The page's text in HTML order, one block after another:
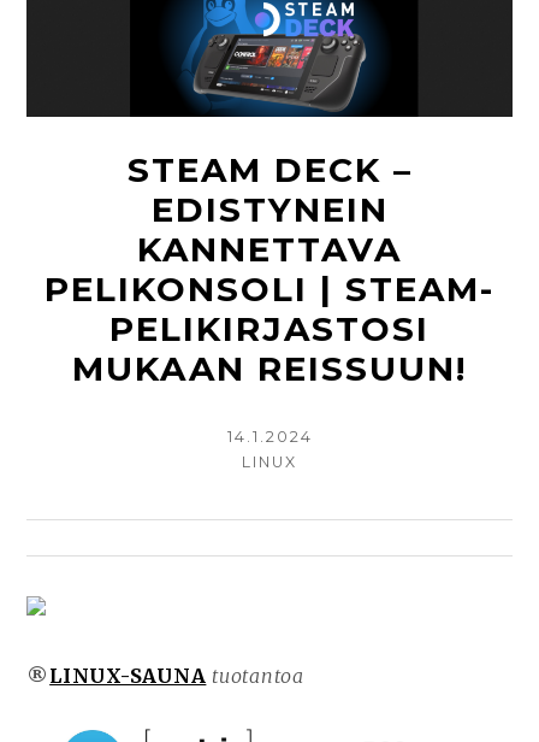
STEAM DECK –
EDISTYNEIN
KANNETTAVA
PELIKONSOLI | STEAM-
PELIKIRJASTOSI
MUKAAN REISSUUN!
KIRJOITETTU
14.1.2024
KIRJOITTAJA
LINUX
® LINUX-SAUNA tuotantoa